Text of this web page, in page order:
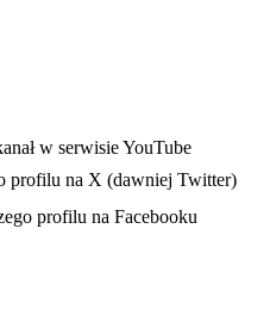
karcie
w serwisie YouTube
profilu na X (dawniej Twitter)
nowej karcieprofilu na Facebooku